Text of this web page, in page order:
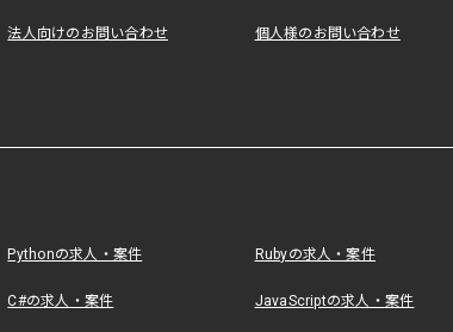
法人向けのお問い合わせ 個人様のお問い合わせ
Pythonの求人・案件 Rubyの求人・案件
C#の求人・案件 JavaScriptの求人・案件